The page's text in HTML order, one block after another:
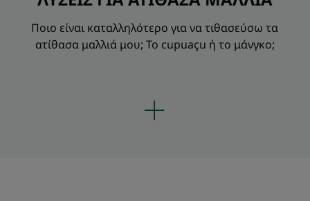
Ποιο είναι καταλληλότερο για να τιθασεύσω τα
ατίθασα μαλλιά μου; Το cupuaçu ή το μάνγκο;